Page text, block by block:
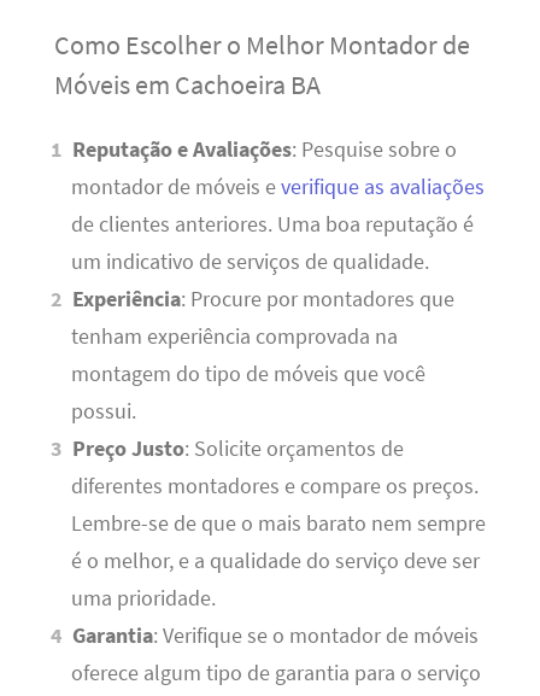
Como Escolher o Melhor Montador de
Móveis em Cachoeira BA
Reputação e Avaliações: Pesquise sobre o
montador de móveis everifique as avaliações
de clientes anteriores. Uma boa reputação é
um indicativo de serviços de qualidade.
Experiência: Procure por montadores que
tenham experiência comprovada na
montagem do tipo de móveis que você
possui.
Preço Justo: Solicite orçamentos de
diferentes montadores e compare os preços.
Lembre-se de que o mais barato nem sempre
é o melhor, e a qualidade do serviço deve ser
uma prioridade.
Garantia: Verifique se o montador de móveis
oferece algum tipo de garantia para o serviço